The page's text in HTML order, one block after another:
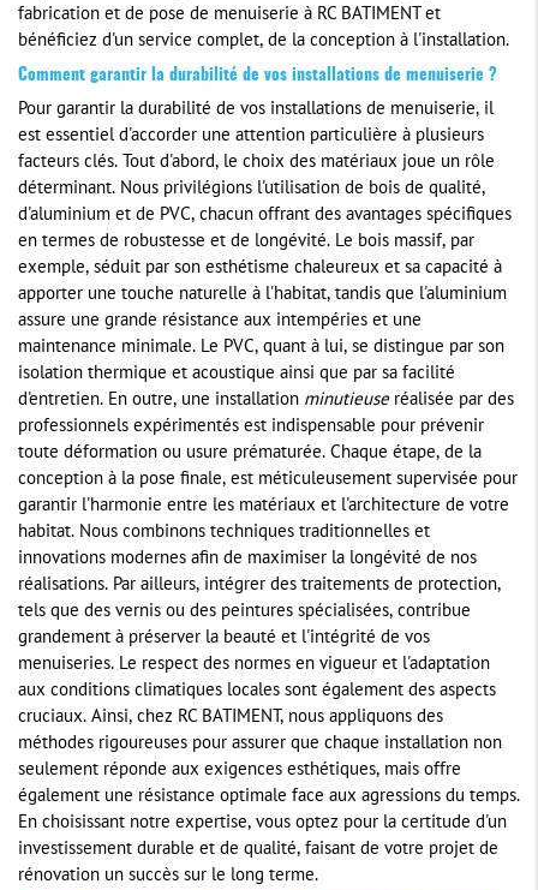
fabrication et de pose de menuiserie à RC BATIMENT et
bénéficiez d'un service complet, de la conception à l'installation.
Comment garantir la durabilité de vos installations de menuiserie ?
Pour garantir la durabilité de vos installations de menuiserie, il
est essentiel d'accorder une attention particulière à plusieurs
facteurs clés. Tout d'abord, le choix des matériaux joue un rôle
déterminant. Nous privilégions l'utilisation de bois de qualité,
d'aluminium et de PVC, chacun offrant des avantages spécifiques
en termes de robustesse et de longévité. Le bois massif, par
exemple, séduit par son esthétisme chaleureux et sa capacité à
apporter une touche naturelle à l'habitat, tandis que l'aluminium
assure une grande résistance aux intempéries et une
maintenance minimale. Le PVC, quant à lui, se distingue par son
isolation thermique et acoustique ainsi que par sa facilité
d'entretien. En outre, une installation minutieuseréalisée par des
professionnels expérimentés est indispensable pour prévenir
toute déformation ou usure prématurée. Chaque étape, de la
conception à la pose finale, est méticuleusement supervisée pour
garantir l'harmonie entre les matériaux et l'architecture de votre
habitat. Nous combinons techniques traditionnelles et
innovations modernes afin de maximiser la longévité de nos
réalisations. Par ailleurs, intégrer des traitements de protection,
tels que des vernis ou des peintures spécialisées, contribue
grandement à préserver la beauté et l'intégrité de vos
menuiseries. Le respect des normes en vigueur et l'adaptation
aux conditions climatiques locales sont également des aspects
cruciaux. Ainsi, chez RC BATIMENT, nous appliquons des
méthodes rigoureuses pour assurer que chaque installation non
seulement réponde aux exigences esthétiques, mais offre
également une résistance optimale face aux agressions du temps.
En choisissant notre expertise, vous optez pour la certitude d'un
investissement durable et de qualité, faisant de votre projet de
rénovation un succès sur le long terme.